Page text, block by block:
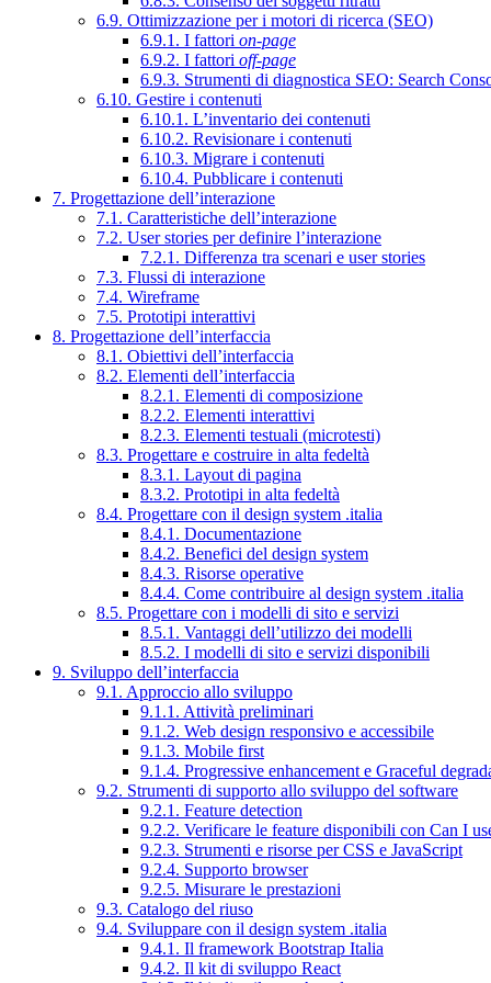
6.9. Ottimizzazione per i motori di ricerca (SEO)
6.9.1. I fattori on-page
6.9.2. I fattori off-page
6.9.3. Strumenti di diagnostica SEO: Search
6.10. Gestire i contenuti
6.10.1. L’inventario dei contenuti
6.10.2. Revisionare i contenuti
6.10.3. Migrare i contenuti
6.10.4. Pubblicare i contenuti
7. Progettazione dell’interazione
7.1. Caratteristiche dell’interazione
7.2. User stories per definire l’interazione
7.2.1. Differenza tra scenari e user stories
7.3. Flussi di interazione
7.4. Wireframe
7.5. Prototipi interattivi
8. Progettazione dell’interfaccia
8.1. Obiettivi dell’interfaccia
8.2. Elementi dell’interfaccia
8.2.1. Elementi di composizione
8.2.2. Elementi interattivi
8.2.3. Elementi testuali (microtesti)
8.3. Progettare e costruire in alta fedeltà
8.3.1. Layout di pagina
8.3.2. Prototipi in alta fedeltà
8.4. Progettare con il design system .italia
8.4.1. Documentazione
8.4.2. Benefici del design system
8.4.3. Risorse operative
8.4.4. Come contribuire al design system .italia
8.5. Progettare con i modelli di sito e servizi
8.5.1. Vantaggi dell’utilizzo dei modelli
8.5.2. I modelli di sito e servizi disponibili
9. Sviluppo dell’interfaccia
9.1. Approccio allo sviluppo
9.1.1. Attività preliminari
9.1.2. Web design responsivo e accessibile
9.1.3. Mobile first
9.1.4. Progressive enhancement e Graceful
9.2. Strumenti di supporto allo sviluppo del software
9.2.1. Feature detection
9.2.2. Verificare le feature disponibili con Can I
9.2.3. Strumenti e risorse per CSS e JavaScript
9.2.4. Supporto browser
9.2.5. Misurare le prestazioni
9.3. Catalogo del riuso
9.4. Sviluppare con il design system .italia
9.4.1. Il framework Bootstrap Italia
9.4.2. Il kit di sviluppo React